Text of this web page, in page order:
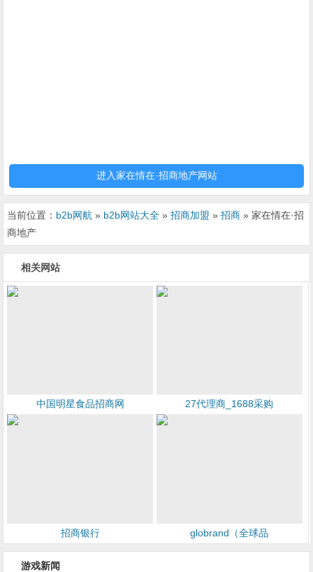
进入家在情在·招商地产网站
当前位置： b2b网航 » b2b网站大全 »招商加盟 »招商 » 家在情在·招
商地产
相关网站
中国明星食品招商网 27代理商_1688采购
招商银行 globrand（全球品
游戏新闻